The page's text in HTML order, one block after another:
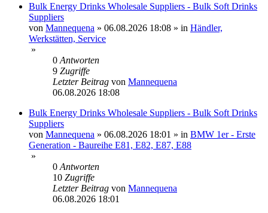
Bulk Energy Drinks Wholesale Suppliers - Bulk Soft Drinks
Suppliers
von Mannequena » 06.08.2026 18:08 » in Händler,
Werkstätten, Service
»
0 Antworten
9 Zugriffe
Letzter Beitrag von Mannequena
06.08.2026 18:08
Bulk Energy Drinks Wholesale Suppliers - Bulk Soft Drinks
Suppliers
von Mannequena » 06.08.2026 18:01 » in BMW 1er - Erste
Generation - Baureihe E81, E82, E87, E88
»
0 Antworten
10 Zugriffe
Letzter Beitrag von Mannequena
06.08.2026 18:01